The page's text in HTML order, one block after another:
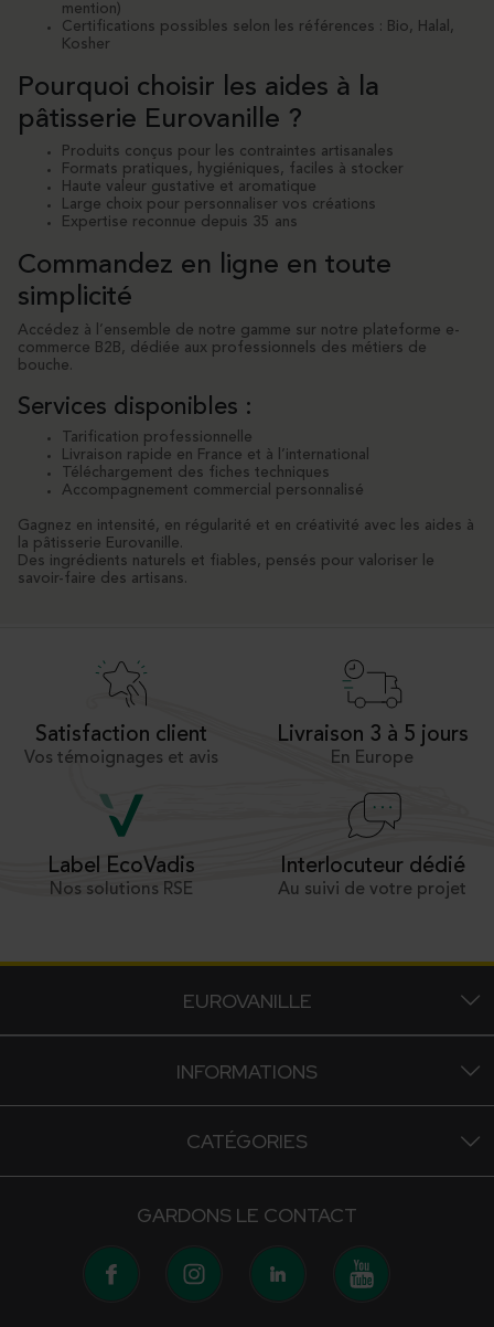
mention)
Certifications possibles selon les références : Bio, Halal,
Kosher
Pourquoi choisir les aides à la
pâtisserie Eurovanille ?
Produits conçus pour les contraintes artisanales
Formats pratiques, hygiéniques, faciles à stocker
Haute valeur gustative et aromatique
Large choix pour personnaliser vos créations
Expertise reconnue depuis 35 ans
Commandez en ligne en toute
simplicité
Accédez à l’ensemble de notre gamme sur notre plateforme e-
commerce B2B, dédiée aux professionnels des métiers de
bouche.
Services disponibles :
Tarification professionnelle
Livraison rapide en France et à l’international
Téléchargement des fiches techniques
Accompagnement commercial personnalisé
Gagnez en intensité, en régularité et en créativité avec les aides à
la pâtisserie Eurovanille.
Des ingrédients naturels et fiables, pensés pour valoriser le
savoir-faire des artisans.
Satisfaction client
Vos témoignages et avis
Livraison 3 à 5 jours
En Europe
Label EcoVadis
Nos solutions RSE
Interlocuteur dédié
Au suivi de votre projet
EUROVANILLE
INFORMATIONS
CATÉGORIES
GARDONS LE CONTACT